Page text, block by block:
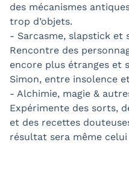
des mécanismes
trop d’objets.
- Sarcasme, slapstick et
Rencontre des
encore plus étranges et
Simon, entre insolence
- Alchimie, magie &
Expérimente des sorts,
et des recettes
résultat sera même